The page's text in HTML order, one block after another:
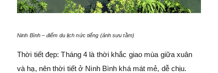
Ninh Bình – điểm du lịch nức tiếng (ảnh sưu tầm)
Thời tiết đẹp: Tháng 4 là thời khắc giao mùa giữa xuân
và hạ, nên thời tiết ở Ninh Bình khá mát mẻ, dễ chịu.